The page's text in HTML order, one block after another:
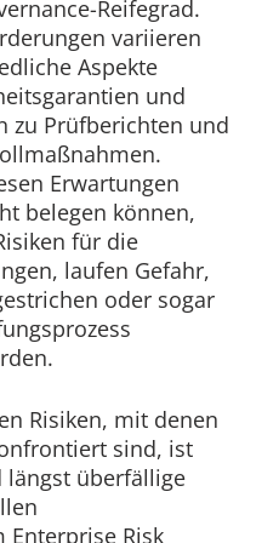
Reifegrad.
variieren
Aspekte
und
zu Prüfberichten und
Erwartungen
belegen können,
für die
laufen Gefahr,
oder sogar
Risiken, mit denen
sind, ist
längst überfällige
Risk